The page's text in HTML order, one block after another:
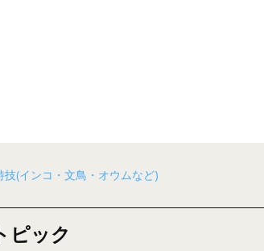
技(インコ・文鳥・オウムなど)
ピック